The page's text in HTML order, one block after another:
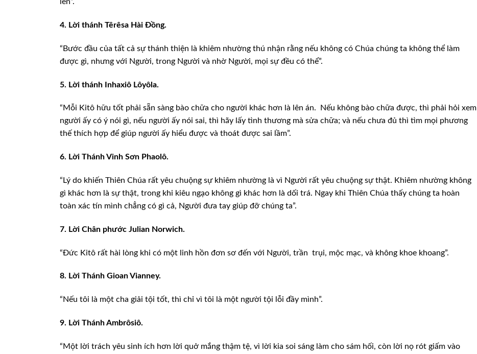
4. Lời thánh Têrêsa Hài Đồng.
“Bước đầu của tất cả sự thánh thiện là khiêm nhường thú nhận rằng nếu không có Chúa chúng ta không thể làm
được gì, nhưng với Người, trong Người và nhờ Người, mọi sự đều có thể”.
5. Lời thánh Inhaxiô Lôyôla.
“Mỗi Kitô hữu tốt phải sẵn sàng bào chữa cho người khác hơn là lên án. Nếu không bào chữa được, thì phải hỏi xem
người ấy có ý nói gì, nếu người ấy nói sai, thì hãy lấy tình thương mà sửa chữa; và nếu chưa đủ thì tìm mọi phương
thế thích hợp để giúp người ấy hiểu được và thoát được sai lầm”.
6. Lời Thánh Vinh Sơn Phaolô.
“Lý do khiến Thiên Chúa rất yêu chuộng sự khiêm nhường là vì Người rất yêu chuộng sự thật. Khiêm nhường không
gì khác hơn là sựthật, trong khi kiêu ngạo không gì khác hơn là dối trá. Ngay khi Thiên Chúa thấy chúng ta hoàn
toàn xác tín mình chẳng có gì cả, Người đưa tay giúp đỡ chúng ta”.
7. Lời Chân phước Julian Norwich.
“Đức Kitô rất hài lòng khi có một linh hồn đơn sơ đến với Người, trần trụi, mộc mạc, và không khoe khoang”.
8. Lời Thánh Gioan Vianney.
“Nếu tôi là một cha giải tội tốt, thì chỉ vì tôi là một người tội lỗi đầy mình”.
9. Lời Thánh Ambrôsiô.
“Một lời trách yêu sinh ích hơn lời quở mắng thậm tệ, vì lời kia soi sáng làm cho sám hối, còn lời nọ rót giấm vào